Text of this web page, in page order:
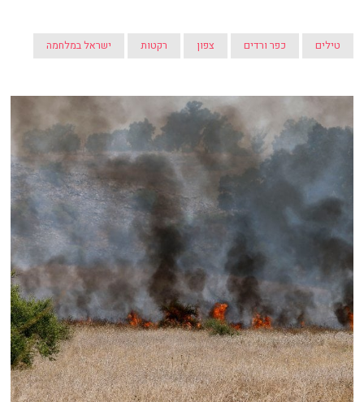
טילים כפר ורדים צפון רקטות ישראל במלחמה